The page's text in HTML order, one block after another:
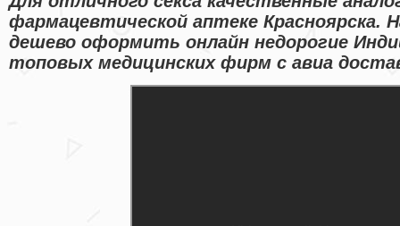
фармацевтической аптеке
дешево оформить онлайн недорогие
топовых медицинских фирм с авиа